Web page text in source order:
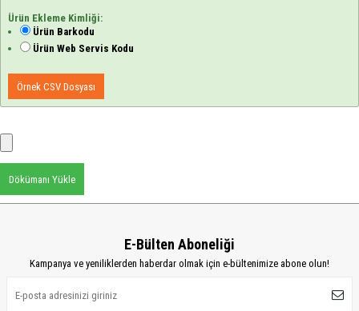
Ürün Ekleme Kimliği:
Ürün Barkodu
Ürün Web Servis Kodu
Örnek CSV Dosyası
Dökümanı Yükle
E-Bülten Aboneliği
Kampanya ve yeniliklerden haberdar olmak için e-bültenimize abone olun!